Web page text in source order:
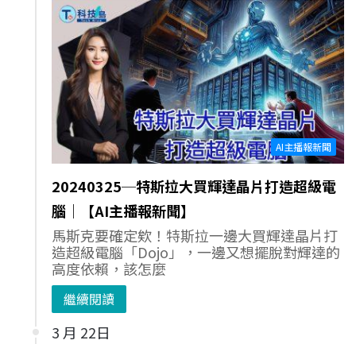
AI主播報新聞
20240325─特斯拉大買輝達晶片打造超級電
腦｜【AI主播報新聞】
馬斯克要確定欸！特斯拉一邊大買輝達晶片打
造超級電腦「Dojo」，一邊又想擺脫對輝達的
高度依賴，該怎麼
繼續閱讀
3 月 22日